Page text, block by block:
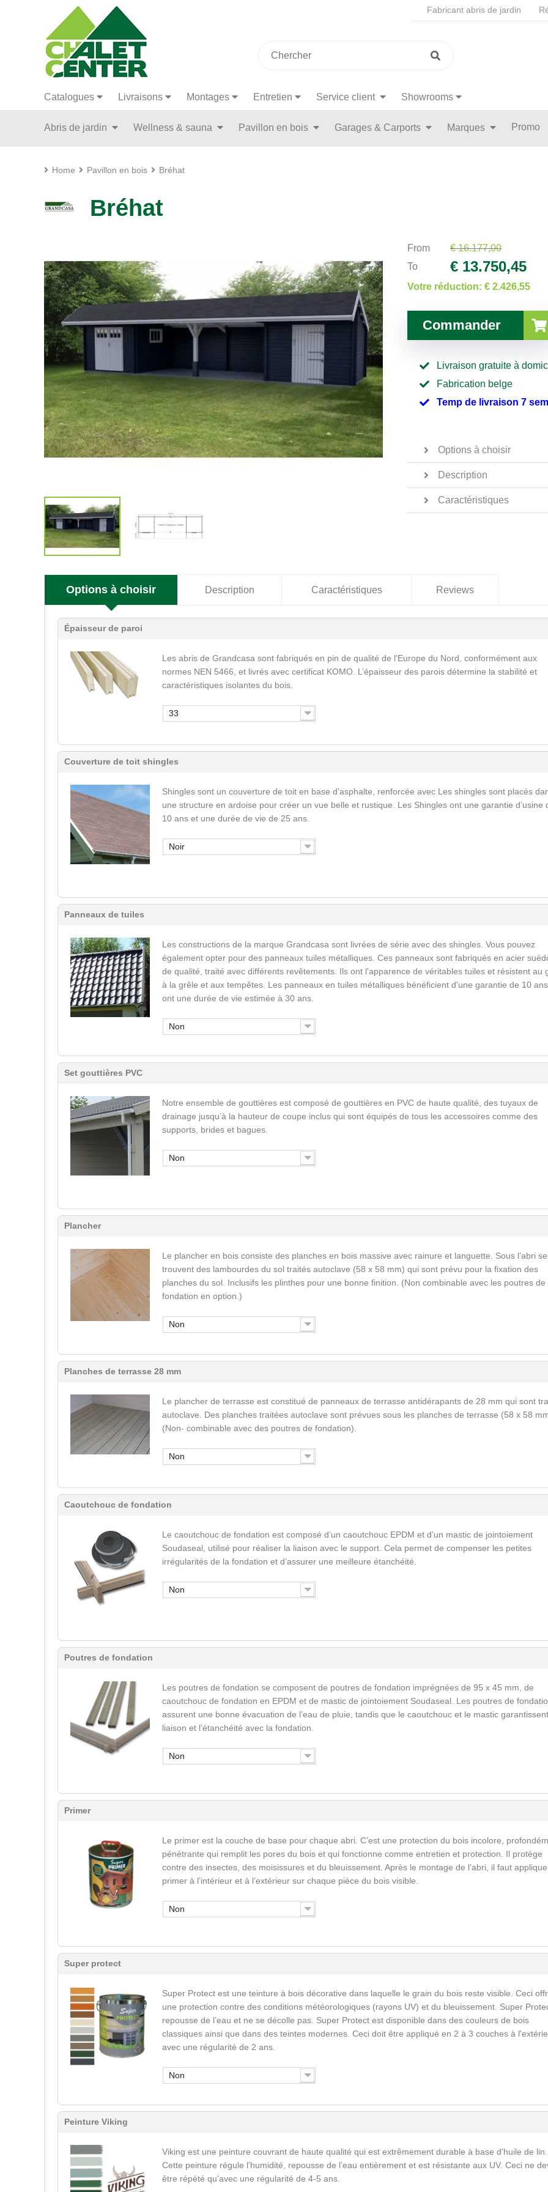
Fabricant abris de jardin
Catalogues Livraisons Montages Entretien Service client Showrooms
Abris de jardin Wellness & sauna Pavillon en bois Garages & Carports Marques Promo
Home Pavillon en bois Bréhat
Bréhat
From
€ 16.177,00
To
€ 13.750,45
Votre réduction: € 2.426,55
Commander
Livraison gratuite à
Fabrication belge
Temp de livraison 7
Options à choisir
Description
Caractéristiques
Options à choisir Description Caractéristiques Reviews
Épaisseur de paroi
Les abris de Grandcasa sont fabriqués en pin de qualité de l'Europe du Nord, conformément aux
normes NEN 5466, et livrés avec certificat KOMO. L’épaisseur des parois détermine la stabilité et
caractéristiques isolantes du bois.
33
Couverture de toit shingles
Shingles sont un couverture de toit en base d’asphalte, renforcée avec Les shingles sont placés
une structure en ardoise pour créer un vue belle et rustique. Les Shingles ont une garantie d’usine
10 ans et une durée de vie de 25 ans.
Noir
Panneaux de tuiles
Les constructions de la marque Grandcasa sont livrées de série avec des shingles. Vous pouvez
également opter pour des panneaux tuiles métalliques. Ces panneaux sont fabriqués en acier
de qualité, traité avec différents revêtements. Ils ont l'apparence de véritables tuiles et résistent au
à la grêle et aux tempêtes. Les panneaux en tuiles métalliques bénéficient d'une garantie de 10
ont une durée de vie estimée à 30 ans.
Non
Set gouttières PVC
Notre ensemble de gouttières est composé de gouttières en PVC de haute qualité, des tuyaux de
drainage jusqu’à la hauteur de coupe inclus qui sont équipés de tous les accessoires comme des
supports, brides et bagues.
Non
Plancher
Le plancher en bois consiste des planches en bois massive avec rainure et languette. Sous l’abri se
trouvent des lambourdes du sol traités autoclave (58 x 58 mm) qui sont prévu pour la fixation des
planches du sol. Inclusifs les plinthes pour une bonne finition. (Non combinable avec les poutres de
fondation en option.)
Non
Planches de terrasse 28 mm
Le plancher de terrasse est constitué de panneaux de terrasse antidérapants de 28 mm qui sont
autoclave. Des planches traitées autoclave sont prévues sous les planches de terrasse (58 x 58
(Non- combinable avec des poutres de fondation).
Non
Caoutchouc de fondation
Le caoutchouc de fondation est composé d’un caoutchouc EPDM et d’un mastic de jointoiement
Soudaseal, utilisé pour réaliser la liaison avec le support. Cela permet de compenser les petites
irrégularités de la fondation et d’assurer une meilleure étanchéité.
Non
Poutres de fondation
Les poutres de fondation se composent de poutres de fondation imprégnées de 95 x 45 mm, de
caoutchouc de fondation en EPDM et de mastic de jointoiement Soudaseal. Les poutres de
assurent une bonne évacuation de l’eau de pluie, tandis que le caoutchouc et le mastic
liaison et l’étanchéité avec la fondation.
Non
Primer
Le primer est la couche de base pour chaque abri. C’est une protection du bois incolore,
pénétrante qui remplit les pores du bois et qui fonctionne comme entretien et protection. Il protège
contre des insectes, des moisissures et du bleuissement. Après le montage de l’abri, il faut
primer à l’intérieur et à l’extérieur sur chaque pièce du bois visible.
Non
Super protect
Super Protect est une teinture à bois décorative dans laquelle le grain du bois reste visible. Ceci
une protection contre des conditions météorologiques (rayons UV) et du bleuissement. Super
repousse de l’eau et ne se décolle pas. Super Protect est disponible dans des couleurs de bois
classiques ainsi que dans des teintes modernes. Ceci doit être appliqué en 2 à 3 couches à
avec une régularité de 2 ans.
Non
Peinture Viking
Viking est une peinture couvrant de haute qualité qui est extrêmement durable à base d'huile de lin.
Cette peinture régule l'humidité, repousse de l’eau entièrement et est résistante aux UV. Ceci ne
être répété qu'avec une régularité de 4-5 ans.